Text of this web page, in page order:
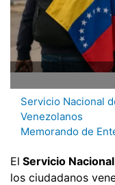
Servicio Nacional
Venezolanos
Memorando de
El Servicio
los ciudadanos